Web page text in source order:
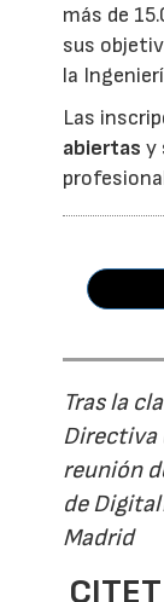
más de
sus
la
Las
abiertas y
Tras la
Directiva
reunión
de
Madrid